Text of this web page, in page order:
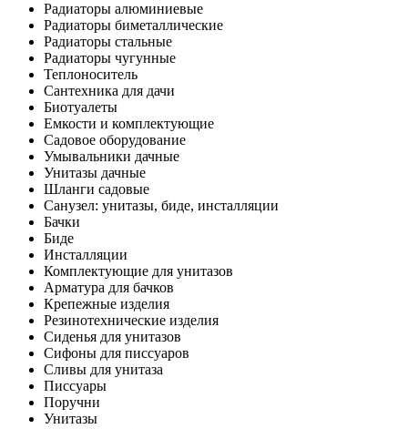
Радиаторы алюминиевые
Радиаторы биметаллические
Радиаторы стальные
Радиаторы чугунные
Теплоноситель
Сантехника для дачи
Биотуалеты
Емкости и комплектующие
Садовое оборудование
Умывальники дачные
Унитазы дачные
Шланги садовые
Санузел: унитазы, биде, инсталляции
Бачки
Биде
Инсталляции
Комплектующие для унитазов
Арматура для бачков
Крепежные изделия
Резинотехнические изделия
Сиденья для унитазов
Сифоны для писсуаров
Сливы для унитаза
Писсуары
Поручни
Унитазы